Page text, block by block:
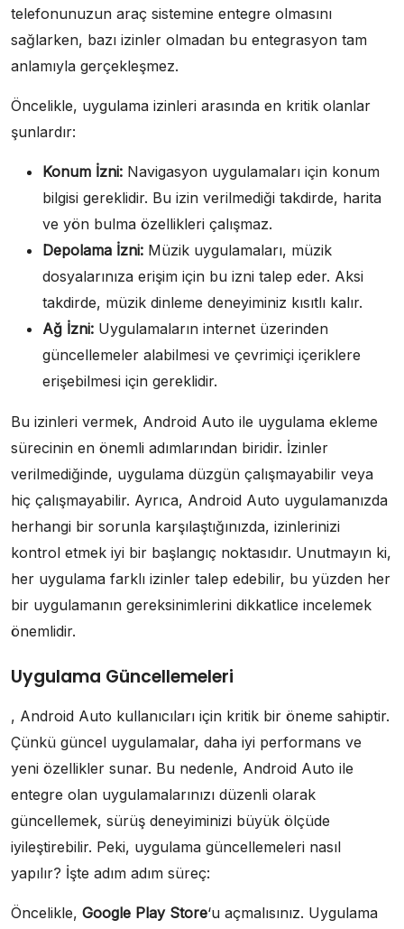
telefonunuzun araç sistemine entegre olmasını
sağlarken, bazı izinler olmadan bu entegrasyon tam
anlamıyla gerçekleşmez.
Öncelikle, uygulama izinleri arasında en kritik olanlar
şunlardır:
Konum İzni: Navigasyon uygulamaları için konum
bilgisi gereklidir. Bu izin verilmediği takdirde, harita
ve yön bulma özellikleri çalışmaz.
Depolama İzni: Müzik uygulamaları, müzik
dosyalarınıza erişim için bu izni talep eder. Aksi
takdirde, müzik dinleme deneyiminiz kısıtlı kalır.
Ağ İzni: Uygulamaların internet üzerinden
güncellemeler alabilmesi ve çevrimiçi içeriklere
erişebilmesi için gereklidir.
Bu izinleri vermek, Android Auto ile uygulama ekleme
sürecinin en önemli adımlarından biridir. İzinler
verilmediğinde, uygulama düzgün çalışmayabilir veya
hiç çalışmayabilir. Ayrıca, Android Auto uygulamanızda
herhangi bir sorunla karşılaştığınızda, izinlerinizi
kontrol etmek iyi bir başlangıç noktasıdır. Unutmayın ki,
her uygulama farklı izinler talep edebilir, bu yüzden her
bir uygulamanın gereksinimlerini dikkatlice incelemek
önemlidir.
Uygulama Güncellemeleri
, Android Auto kullanıcıları için kritik bir öneme sahiptir.
Çünkü güncel uygulamalar, daha iyi performans ve
yeni özellikler sunar. Bu nedenle, Android Auto ile
entegre olan uygulamalarınızı düzenli olarak
güncellemek, sürüş deneyiminizi büyük ölçüde
iyileştirebilir. Peki, uygulama güncellemeleri nasıl
yapılır? İşte adım adım süreç:
Öncelikle, Google Play Store‘u açmalısınız. Uygulama